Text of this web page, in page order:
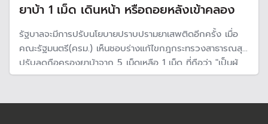
ยาบ้า 1 เม็ด เดินหน้า หรือถอยหลังเข้าคลอง
รัฐบาลจะมีการปรับนโยบายปราบปรามยาเสพติดอีกครั้ง เมื่อ
คณะรัฐมนตรี(ครม.) เห็นชอบร่างแก้ไขกฎกระทรวงสาธารณสุข
ปรับลดถือครองยาบ้าจาก 5 เม็ดเหลือ 1 เม็ด ที่ถือว่า "เป็นผู้
เสพ" แต่ผู้เชี่ยวชาญชี้นโยบายกำลังถอยหลังเข้าคลอง และไม่